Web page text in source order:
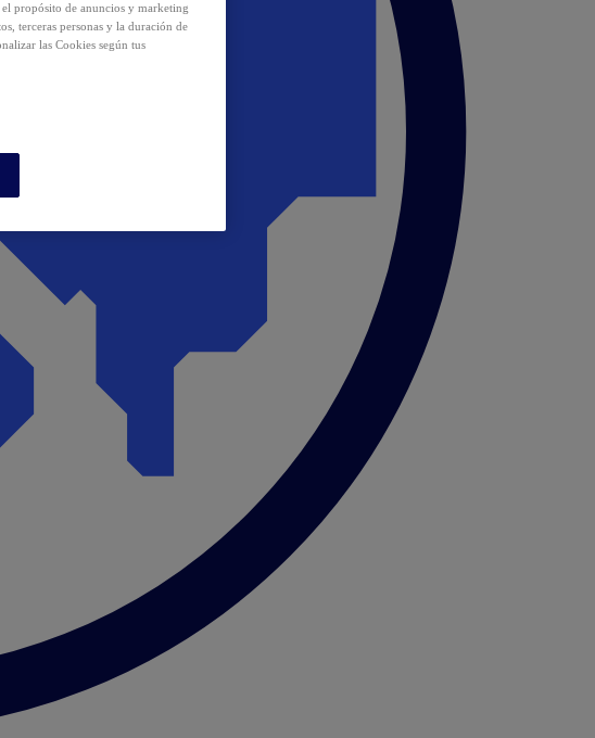
propósito de anuncios y marketing
terceras personas y la duración de
las Cookies según tus